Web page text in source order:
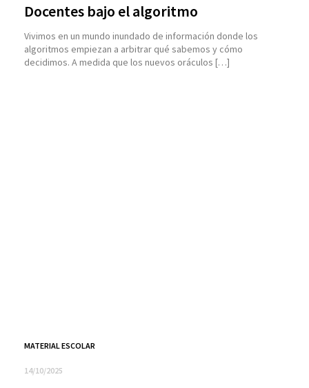
Docentes bajo el algoritmo
Vivimos en un mundo inundado de información donde los
algoritmos empiezan a arbitrar qué sabemos y cómo
decidimos. A medida que los nuevos oráculos […]
MATERIAL ESCOLAR
14/10/2025